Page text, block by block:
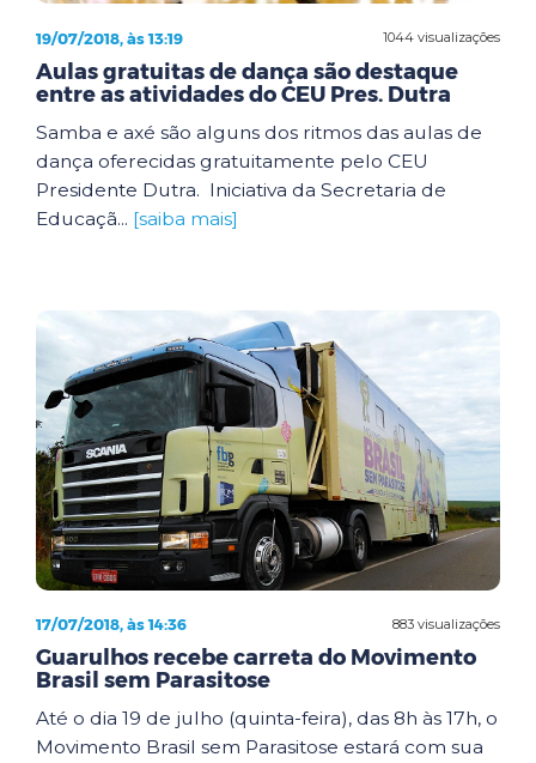
1044 visualizações
19/07/2018, às 13:19
Aulas gratuitas de dança são destaque
entre as atividades do CEU Pres. Dutra
Samba e axé são alguns dos ritmos das aulas de
dança oferecidas gratuitamente pelo CEU
Presidente Dutra. Iniciativa da Secretaria de
Educaçã... [saiba mais]
883 visualizações
17/07/2018, às 14:36
Guarulhos recebe carreta do Movimento
Brasil sem Parasitose
Até o dia 19 de julho (quinta-feira), das 8h às 17h, o
Movimento Brasil sem Parasitose estará com sua